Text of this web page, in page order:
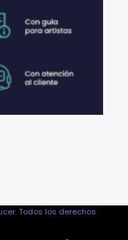
Todos los derechos